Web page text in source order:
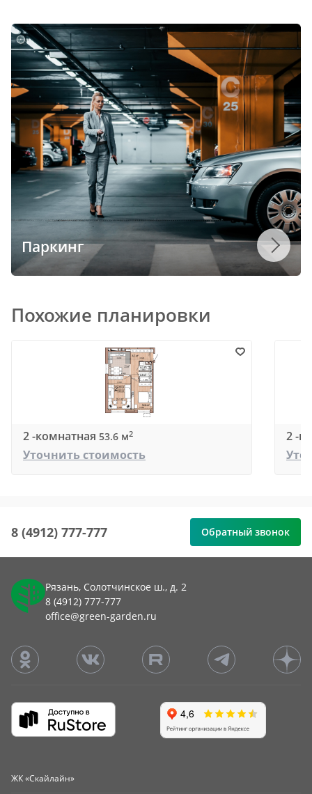
Паркинг
Похожие планировки
2 -комнатная 53.6 м2
Уточнить стоимость
2 -
8 (4912) 777-777 Обратный звонок
Рязань, Солотчинское ш., д. 2
8 (4912) 777-777
office@green-garden.ru
ЖК «Скайлайн»